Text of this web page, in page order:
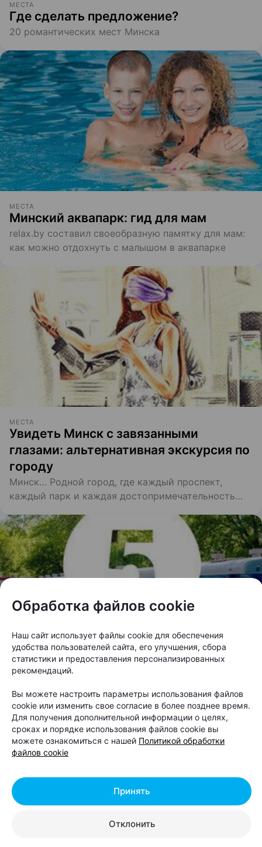
МЕСТА
Где сделать предложение?
20 романтических мест Минска
МЕСТА
Минский аквапарк: гид для мам
relax.by составил своеобразную памятку для мам:
как можно отдохнуть с малышом в аквапарке
МЕСТА
Увидеть Минск с завязанными
глазами: альтернативная экскурсия по
городу
Минск… Родной город, где каждый проспект,
каждый парк и каждая достопримечательность
НОВОСТИ ГОРОДА
Куда не отведет экскурсовод
Обработка файлов cookie
Наш сайт использует файлы cookie для обеспечения
удобства пользователей сайта, его улучшения, сбора
статистики и предоставления персонализированных
рекомендаций.
Вы можете настроить параметры использования файлов
cookie или изменить свое согласие в более позднее время.
Для получения дополнительной информации о целях,
сроках и порядке использования файлов cookie вы
можете ознакомиться с нашей Политикой обработки
файлов cookie
Отклонить
Принять